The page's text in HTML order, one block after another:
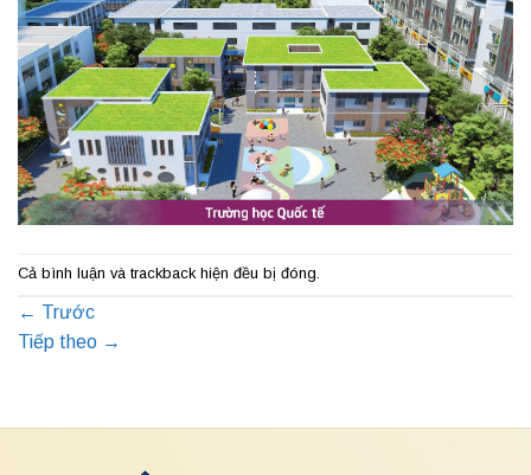
Cả bình luận và trackback hiện đều bị đóng.
← Trước
Tiếp theo →